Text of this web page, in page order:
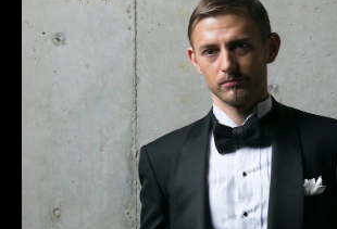
オーダータキシード名古屋 新郎衣装
レンタルタキシード東京 レンタルタキシード
christianroland クリスチャンローランド
タキシードオーダー タキシードレンタル
007 タキシードオーダー東京 タキシー
タキシードシューズ エナ
タキシードオーダー名古屋 タキシードレンタ